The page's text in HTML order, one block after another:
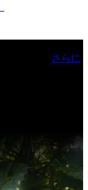
さらに